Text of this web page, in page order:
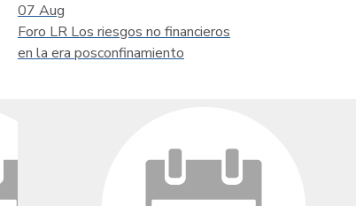
07 Aug
Foro LR Los riesgos no financieros
en la era posconfinamiento